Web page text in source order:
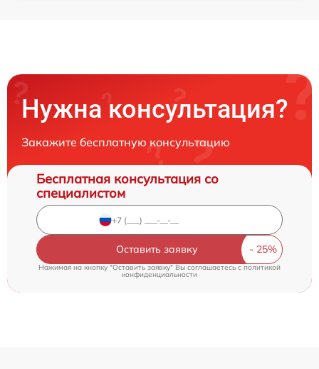
Нужна консультация?
Закажите бесплатную консультацию
Бесплатная консультация со
специалистом
Оставить заявку
Нажимая на кнопку "Оставить заявку" Вы соглашаетесь cполитикой
конфиденциальности